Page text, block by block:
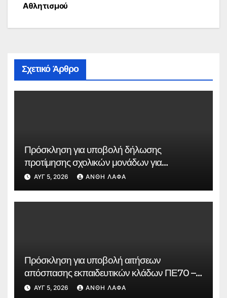
Αθλητισμού
Σχετικό Άρθρο
Πρόσκληση για υποβολή δήλωσης
προτίμησης σχολικών μονάδων για
συμπλήρωση ωραρίου εκπαιδευτικών
κλάδων ΠΕ91.01 – Θεατρικής Αγωγής, ΠΕ86
– Πληροφορικής, ΠΕ08 – Εικαστικών για το
ΑΥΓ 5, 2026 ΑΝΘΉ ΛΆΦΑ
Πρόσκληση για υποβολή αιτήσεων
απόσπασης εκπαιδευτικών κλάδων ΠΕ70 –
Δασκάλων και ΠΕ60 – Νηπιαγωγών, εντός
ΑΥΓ 5, 2026 ΑΝΘΉ ΛΆΦΑ